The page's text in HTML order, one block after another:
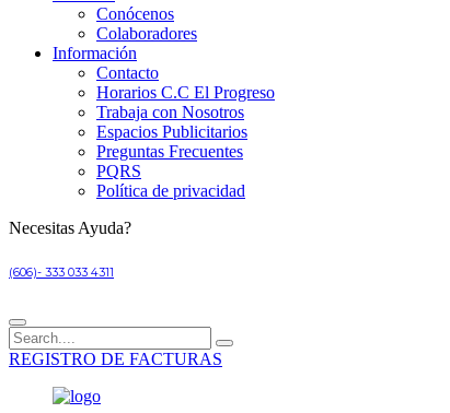
Conócenos
Colaboradores
Información
Contacto
Horarios C.C El Progreso
Trabaja con Nosotros
Espacios Publicitarios
Preguntas Frecuentes
PQRS
Política de privacidad
Necesitas Ayuda?
(606)- 333 033 4311
REGISTRO DE FACTURAS